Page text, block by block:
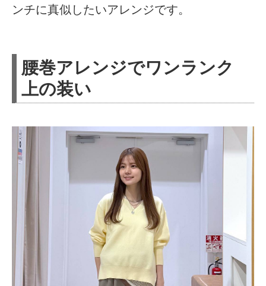
ンチに真似したいアレンジです。
腰巻アレンジでワンランク
上の装い